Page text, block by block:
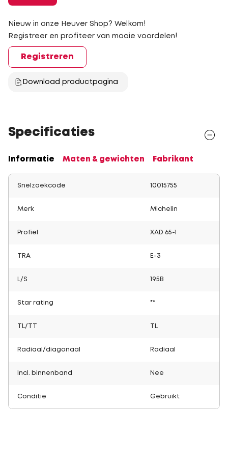
Nieuw in onze Heuver Shop? Welkom!
Registreer en profiteer van mooie voordelen!
Registreren
Download productpagina
Specificaties
Informatie Maten & gewichten Fabrikant
Snelzoekcode 10015755
Merk Michelin
Profiel XAD 65-1
TRA E-3
L/S 195B
Star rating **
TL/TT
Radiaal/diagonaal Radiaal
Incl. binnenband Nee
Conditie Gebruikt